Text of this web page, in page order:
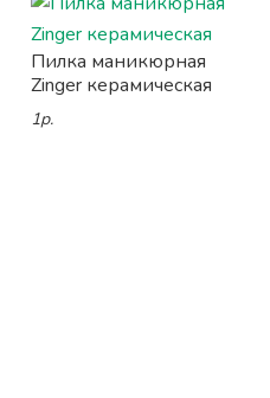
Пилка маникюрная
Zinger керамическая
1р.